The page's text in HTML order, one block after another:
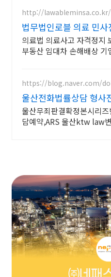
http://lawableminsa.co.kr/
법무법인로블 의료 민사
의료법 의료사고 자격정지
부동산 임대차 손해배상 기
https://blog.naver.com/
울산전화법률상담 형사
즈확정본변호사님
울산무죄판결확정본시리
담예약,ARS 울산ktw law